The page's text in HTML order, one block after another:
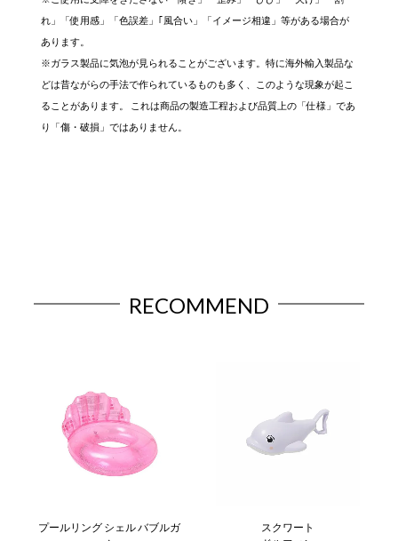
れ」「使用感」「色誤差」｢風合い」「イメージ相違」等がある場合が
あります。
※ガラス製品に気泡が見られることがございます。特に海外輸入製品な
どは昔ながらの手法で作られているものも多く、このような現象が起こ
ることがあります。 これは商品の製造工程および品質上の「仕様」であ
り「傷・破損」ではありません。
RECOMMEND
プールリング シェル バブルガ
スクワート